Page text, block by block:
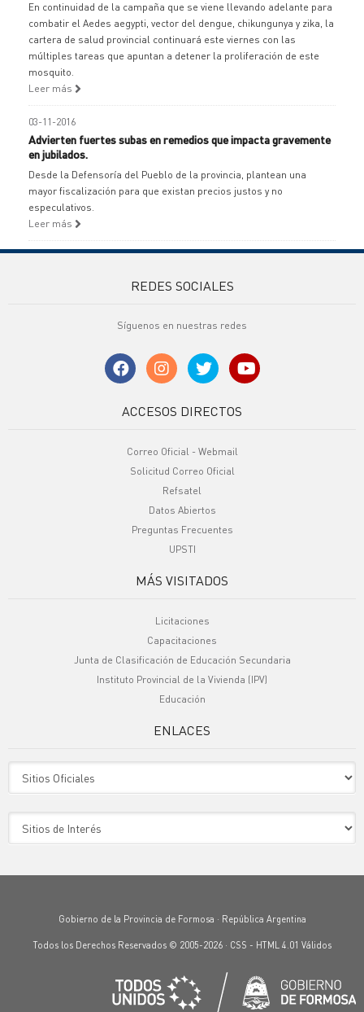
En continuidad de la campaña que se viene llevando adelante para
combatir el Aedes aegypti, vector del dengue, chikungunya y zika, la
cartera de salud provincial continuará este viernes con las
múltiples tareas que apuntan a detener la proliferación de este
mosquito.
Leer más
03-11-2016
Advierten fuertes subas en remedios que impacta gravemente
en jubilados.
Desde la Defensoría del Pueblo de la provincia, plantean una
mayor fiscalización para que existan precios justos y no
especulativos.
Leer más
REDES SOCIALES
Síguenos en nuestras redes
ACCESOS DIRECTOS
Correo Oficial - Webmail
Solicitud Correo Oficial
Refsatel
Datos Abiertos
Preguntas Frecuentes
UPSTI
MÁS VISITADOS
Licitaciones
Capacitaciones
Junta de Clasificación de Educación Secundaria
Instituto Provincial de la Vivienda (IPV)
Educación
ENLACES
Gobierno de la Provincia de Formosa · República Argentina
Todos los Derechos Reservados © 2005-2026 · CSS - HTML 4.01 Válidos